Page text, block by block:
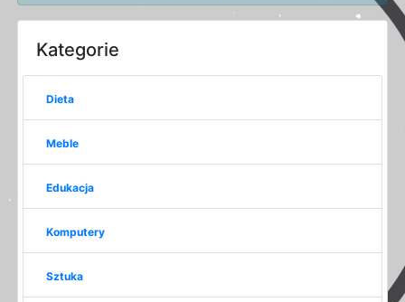
Kategorie
Dieta
Meble
Edukacja
Komputery
Sztuka